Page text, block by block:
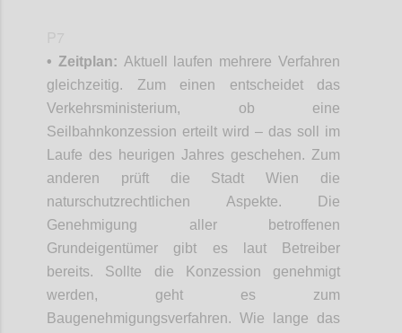
• Zeitplan: Aktuell laufen mehrere Verfahren
gleichzeitig. Zum einen entscheidet das
Verkehrsministerium, ob eine
Seilbahnkonzession erteilt wird – das soll im
Laufe des heurigen Jahres geschehen. Zum
anderen prüft die Stadt Wien die
naturschutzrechtlichen Aspekte. Die
Genehmigung aller betroffenen
Grundeigentümer gibt es laut Betreiber
bereits. Sollte die Konzession genehmigt
werden, geht es zum
Baugenehmigungsverfahren. Wie lange das